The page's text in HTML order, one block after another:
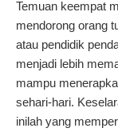
Temuan keempat
mendorong orang
atau pendidik
menjadi lebih
mampu
sehari-hari.
inilah yang